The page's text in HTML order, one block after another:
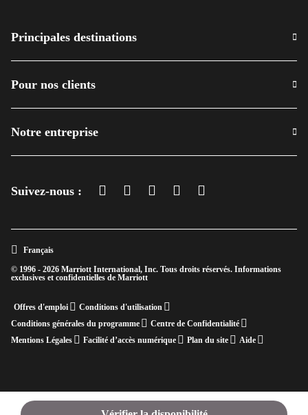
Principales destinations
Pour nos clients
Notre entreprise
Suivez-nous : Facebook
Ouvre une nouvelle fenêtre
Instagram
Ouvre une nouvelle fenêtre
Twitter
Ouvre une nouvelle fenêtre
Linkedin
Ouvre une nouvelle fenêtre
Ouvre une nouvelle
© 1996 - 2026 Marriott International, Inc. Tous droits réservés. Informations
exclusives et confidentielles de Marriott
Français
Offres d'emploi Ouvre une nouvelle fenêtre
Conditions d'utilisation
Conditions générales du programme
Centre de Confidentialité
Mentions Légales
Facilité d’accès numérique Plan du site Aide